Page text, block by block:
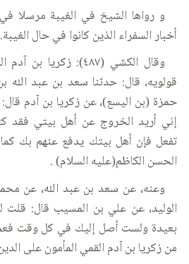
و رواها الشيخ في الغيبة
أخبار السفراء الذين كانوا في حال الغيبة.
وقال الكشي (٤٨٧):
قولويه، قال: حدثنا سعد بن عبد
حمزة (بن اليسع)، عن زكريا بن آدم
إني أريد الخروج عن أهل بيتي فقد
تفعل فإن أهل بيتك يدفع عنهم بك
الحسن الكاظم(عليه السلام) .
وعنه، عن سعد بن عبد الله، عن
الوليد، عن علي بن المسيب قال: قلت
بعيدة ولست أصل إليك في كل وقت
من زكريا بن آدم القمي المأمون على